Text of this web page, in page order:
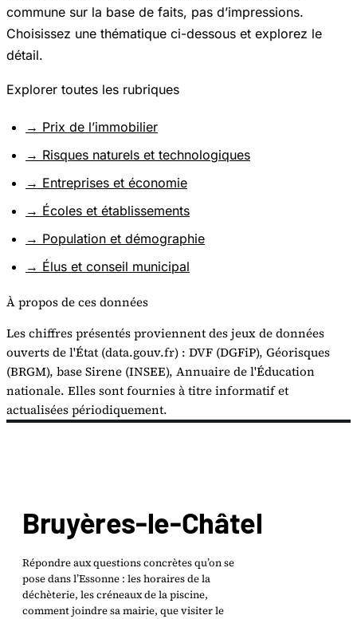
commune sur la base de faits, pas d’impressions.
Choisissez une thématique ci-dessous et explorez le
détail.
Explorer toutes les rubriques
→ Prix de l’immobilier
→ Risques naturels et technologiques
→ Entreprises et économie
→ Écoles et établissements
→ Population et démographie
→ Élus et conseil municipal
À propos de ces données
Les chiffres présentés proviennent des jeux de données
ouverts de l'État (data.gouv.fr) : DVF (DGFiP), Géorisques
(BRGM), base Sirene (INSEE), Annuaire de l'Éducation
nationale. Elles sont fournies à titre informatif et
actualisées périodiquement.
Bruyères-le-Châtel
Répondre aux questions concrètes qu’on se
pose dans l’Essonne : les horaires de la
déchèterie, les créneaux de la piscine,
comment joindre sa mairie, que visiter le